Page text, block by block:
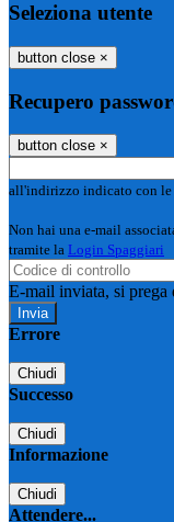
Seleziona utente
button close ×
Recupero
button close ×
all'indirizzo indicato con le
Non hai una e-mail
tramite la Login Spaggiari
E-mail inviata, si prega
Errore
Chiudi
Successo
Chiudi
Informazione
Chiudi
Attendere...